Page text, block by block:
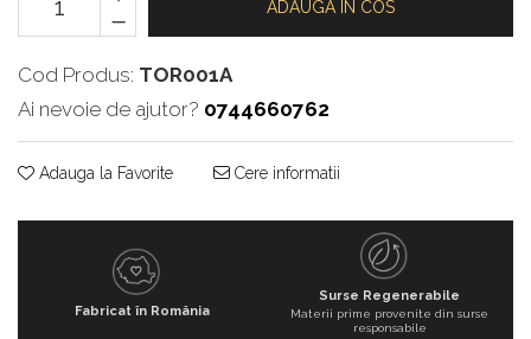
ADAUGA IN COS
Cod Produs: TOR001A
Ai nevoie de ajutor? 0744660762
Adauga la Favorite Cere informatii
Fabricat în România
Surse Regenerabile
Materii prime provenite din surse
responsabile